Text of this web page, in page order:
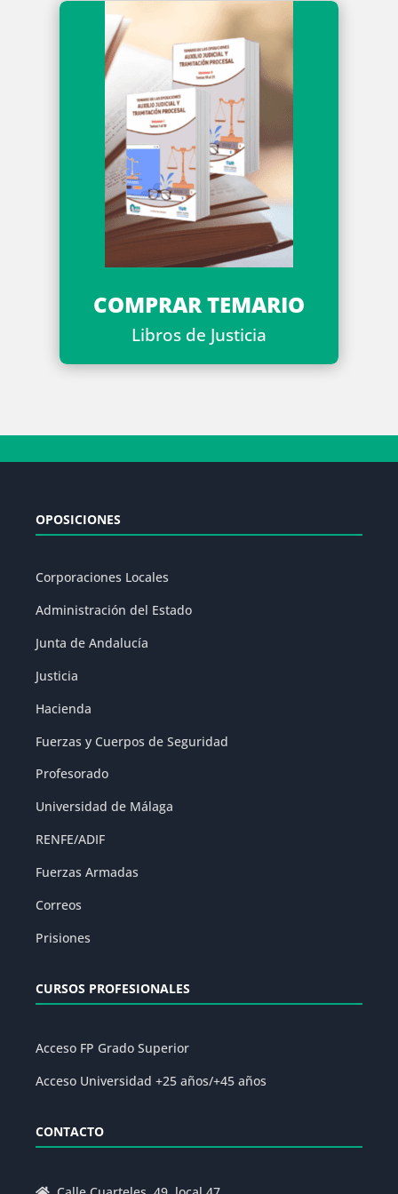
COMPRAR TEMARIO
Libros de Justicia
OPOSICIONES
Corporaciones Locales
Administración del Estado
Junta de Andalucía
Justicia
Hacienda
Fuerzas y Cuerpos de Seguridad
Profesorado
Universidad de Málaga
RENFE/ADIF
Fuerzas Armadas
Correos
Prisiones
CURSOS PROFESIONALES
Acceso FP Grado Superior
Acceso Universidad +25 años/+45 años
CONTACTO